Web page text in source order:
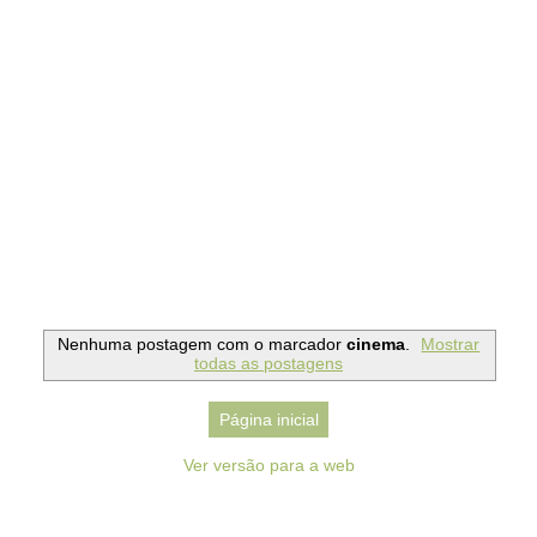
Nenhuma postagem com o marcador cinema.
Mostrar
todas as postagens
Página inicial
Ver versão para a web